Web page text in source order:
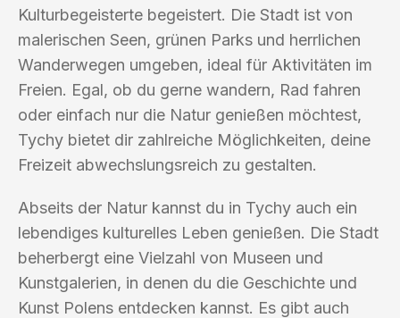
Kulturbegeisterte begeistert. Die Stadt ist von
malerischen Seen, grünen Parks und herrlichen
Wanderwegen umgeben, ideal für Aktivitäten im
Freien. Egal, ob du gerne wandern, Rad fahren
oder einfach nur die Natur genießen möchtest,
Tychy bietet dir zahlreiche Möglichkeiten, deine
Freizeit abwechslungsreich zu gestalten.
Abseits der Natur kannst du in Tychy auch ein
lebendiges kulturelles Leben genießen. Die Stadt
beherbergt eine Vielzahl von Museen und
Kunstgalerien, in denen du die Geschichte und
Kunst Polens entdecken kannst. Es gibt auch